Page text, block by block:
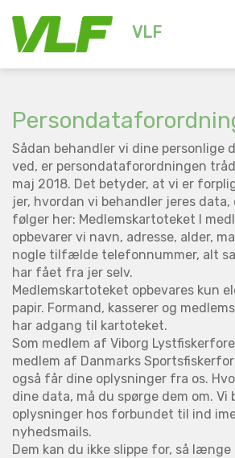
VLF
Sådan behandler vi dine personlige
ved, er persondataforordningen
maj 2018. Det betyder, at vi er
jer, hvordan vi behandler jeres
følger her: Medlemskartoteket I
opbevarer vi navn, adresse, alder,
nogle tilfælde telefonnummer, alt
har fået fra jer selv.
Medlemskartoteket opbevares kun
papir. Formand, kasserer og
har adgang til kartoteket.
Som medlem af Viborg
medlem af Danmarks
også får dine oplysninger fra os.
dine data, må du spørge dem om. Vi
oplysninger hos forbundet til ind
nyhedsmails.
Dem kan du ikke slippe for, så længe